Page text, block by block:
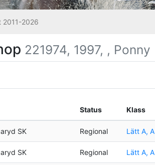
2011-2026
221974, 1997, , Ponny
Status Klass
SK Regional Lätt A, A
SK Regional Lätt A, A